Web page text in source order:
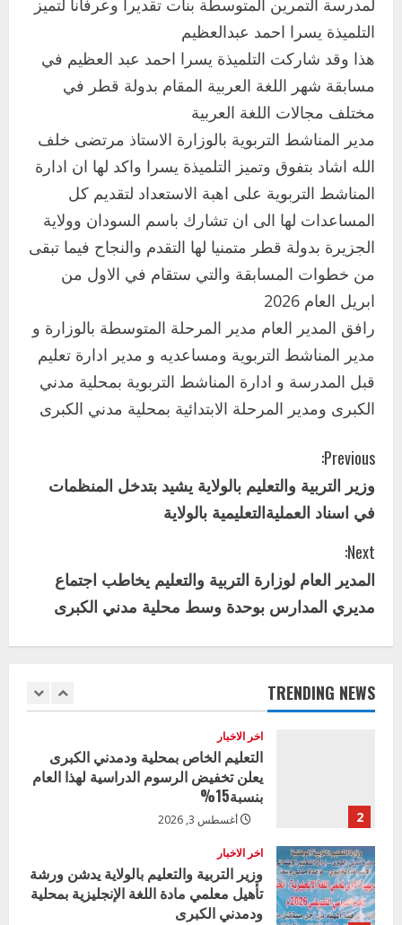
لمدرسة التمرين المتوسطة بنات تقديرا وعرفانا لتميز
التلميذة يسرا احمد عبدالعظيم
هذا وقد شاركت التلميذة يسرا احمد عبد العظيم في
مسابقة شهر اللغة العربية المقام بدولة قطر في
مختلف مجالات اللغة العربية
مدير المناشط التربوية بالوزارة الاستاذ مرتضى خلف
الله اشاد بتفوق وتميز التلميذة يسرا واكد لها ان ادارة
المناشط التربوية على اهبة الاستعداد لتقديم كل
المساعدات لها الى ان تشارك باسم السودان وولاية
الجزيرة بدولة قطر متمنيا لها التقدم والنجاح فيما تبقى
من خطوات المسابقة والتي ستقام في الاول من
ابريل العام 2026
رافق المدير العام مدير المرحلة المتوسطة بالوزارة و
مدير المناشط التربوية ومساعديه و مدير ادارة تعليم
قبل المدرسة و ادارة المناشط التربوية بمحلية مدني
الكبرى ومدير المرحلة الابتدائية بمحلية مدني الكبرى
C
o
n
t
i
n
u
e
e
a
d
i
Previous:
وزير التربية والتعليم بالولاية يشيد بتدخل المنظمات
في اسناد العمليةالتعليمية بالولاية
Next:
المدير العام لوزارة التربية والتعليم يخاطب اجتماع
مديري المدارس بوحدة وسط محلية مدني الكبرى
TRENDING NEWS
اخر الاخبار
التعليم الخاص بمحلية ودمدني الكبرى
يعلن تخفيض الرسوم الدراسية لهذا العام
بنسبة15%
3
اخر الاخبار
وزير التربية والتعليم بالولاية يدشن ورشة
ودمدني الكبرى
أغسطس 3, 2026
4
اخر الاخبار الاخبار
مدير إدارة الجودة و التطوير الإداري
بوزارة التربية تشارك الملتقي التنسيقي
5
اخر الاخبار الاخبار
إدارة الأنشطة المدرسية بمحلية مدني
يوليو 29, 2026
1
اخر الاخبار
2
اخر الاخبار
التعليم الخاص بمحلية ودمدني الكبرى
يعلن تخفيض الرسوم الدراسية لهذا العام
بنسبة15%
أغسطس 3, 2026
اخر الاخبار
وزير التربية والتعليم بالولاية يدشن ورشة
تأهيل معلمي مادة اللغة الإنجليزية بمحلية
ودمدني الكبرى